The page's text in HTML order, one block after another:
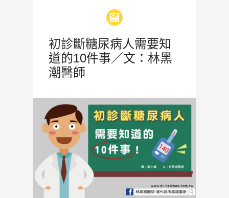
初診斷糖尿病人需要知
道的10件事／文：林黑
潮醫師